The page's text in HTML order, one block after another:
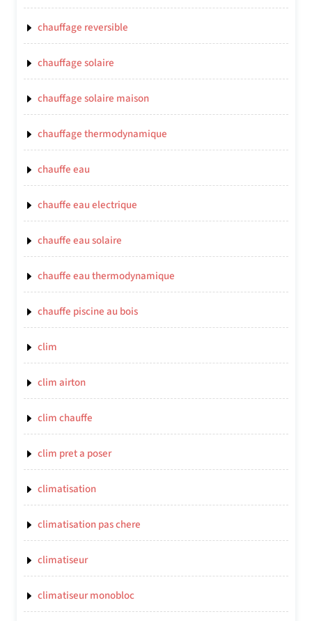
chauffage reversible
chauffage solaire
chauffage solaire maison
chauffage thermodynamique
chauffe eau
chauffe eau electrique
chauffe eau solaire
chauffe eau thermodynamique
chauffe piscine au bois
clim
clim airton
clim chauffe
clim pret a poser
climatisation
climatisation pas chere
climatiseur
climatiseur monobloc